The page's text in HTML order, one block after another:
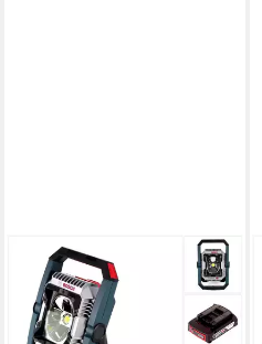
BOSCH PROFESSIONAL
Baustrahler GLI 18V-2200 C
Akku Lampe 18V 2200lm
Bluetooth (0601446501) + 1x